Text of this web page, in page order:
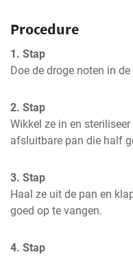
Procedure
1. Stap
Doe de droge noten in
2. Stap
Wikkel ze in en
afsluitbare pan die half
3. Stap
Haal ze uit de pan en
goed op te vangen.
4. Stap